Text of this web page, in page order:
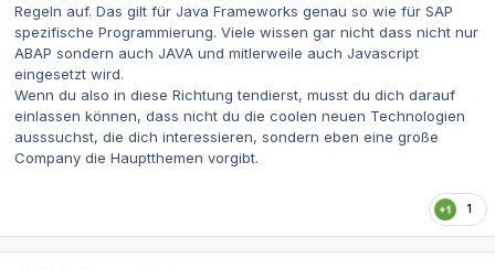
Regeln auf. Das gilt für Java Frameworks genau so wie für SAP
spezifische Programmierung. Viele wissen gar nicht dass nicht nur
ABAP sondern auch JAVA und mitlerweile auch Javascript
eingesetzt wird.
Wenn du also in diese Richtung tendierst, musst du dich darauf
einlassen können, dass nicht du die coolen neuen Technologien
ausssuchst, die dich interessieren, sondern eben eine große
Company die Hauptthemen vorgibt.
1